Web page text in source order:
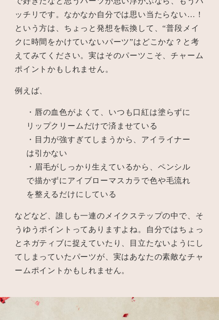
ッチリです。なかなか自分では思い当たらない…！
という方は、ちょっと発想を転換して、“普段メイ
クに時間をかけていないパーツ”はどこかな？と考
えてみてください。実はそのパーツこそ、チャーム
ポイントかもしれません。
例えば、
・唇の血色がよくて、いつも口紅は塗らずに
リップクリームだけで済ませている
・目力が強すぎてしまうから、アイライナー
は引かない
・眉毛がしっかり生えているから、ペンシル
で描かずにアイブローマスカラで色や毛流れ
を整えるだけにしている
などなど、誰しも一連のメイクステップの中で、そ
うゆうポイントってありますよね。自分ではちょっ
とネガティブに捉えていたり、目立たないようにし
てしまっていたパーツが、実はあなたの素敵なチャ
ームポイントかもしれません。